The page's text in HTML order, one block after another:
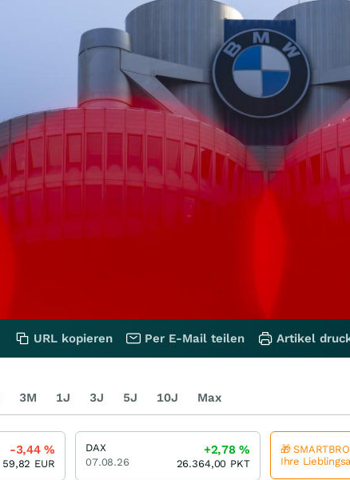
URL kopieren Per E-Mail teilen Artikel
3M 1J 3J 5J 10J Max
-3,44%
59,82 EUR
DAX
07.08.26
+2,78%
26.364,00 PKT
🎁
Ihre